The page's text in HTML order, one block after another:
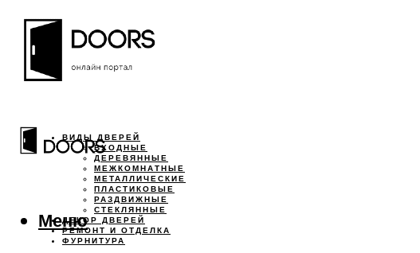
ВИДЫ ДВЕРЕЙ
ВХОДНЫЕ
ДЕРЕВЯННЫЕ
МЕЖКОМНАТНЫЕ
МЕТАЛЛИЧЕСКИЕ
ПЛАСТИКОВЫЕ
РАЗДВИЖНЫЕ
СТЕКЛЯННЫЕ
ДЕКОР ДВЕРЕЙ
РЕМОНТ И ОТДЕЛКА
ФУРНИТУРА
Меню